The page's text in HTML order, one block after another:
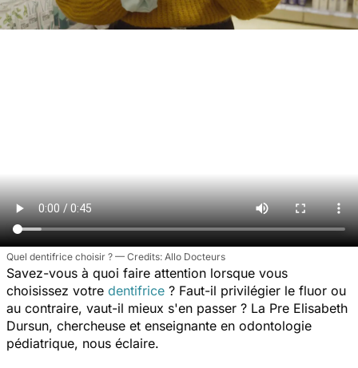
Quel dentifrice choisir ? Allo Docteurs
Savez-vous à quoi faire attention lorsque vous
choisissez votre dentifrice ? Faut-il privilégier le fluor ou
au contraire, vaut-il mieux s'en passer ? La Pre Elisabeth
Dursun, chercheuse et enseignante en odontologie
pédiatrique, nous éclaire.